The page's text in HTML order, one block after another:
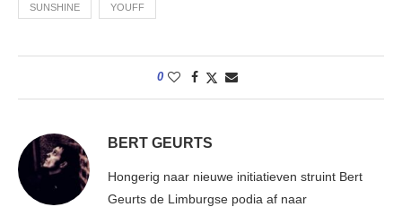
SUNSHINE YOUFF
0
BERT GEURTS
Hongerig naar nieuwe initiatieven struint Bert
Geurts de Limburgse podia af naar